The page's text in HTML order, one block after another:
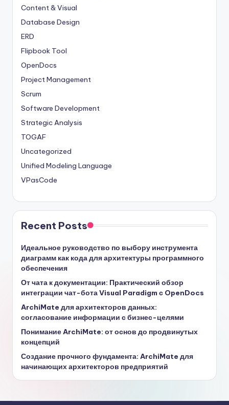
Content & Visual
Database Design
ERD
Flipbook Tool
OpenDocs
Project Management
Scrum
Software Development
Strategic Analysis
TOGAF
Uncategorized
Unified Modeling Language
VPasCode
Recent Posts
Идеальное руководство по выбору инструмента
диаграмм как кода для архитектуры программного
обеспечения
От чата к документации: Практический обзор
интеграции чат-бота Visual Paradigm с OpenDocs
ArchiMate для архитекторов данных:
согласование информации с бизнес-целями
Понимание ArchiMate: от основ до продвинутых
концепций
Создание прочного фундамента: ArchiMate для
начинающих архитекторов предприятий